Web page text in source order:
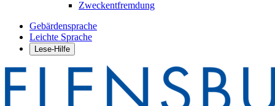
Zweckentfremdung
Gebärdensprache
Leichte Sprache
Lese-Hilfe